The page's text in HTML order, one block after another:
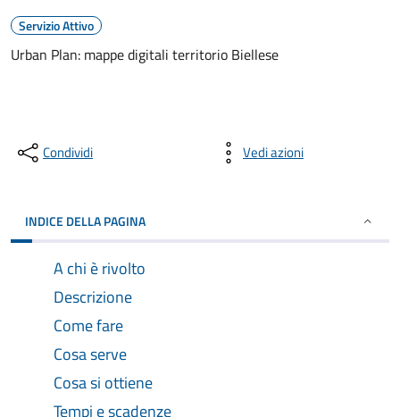
Servizio Attivo
Urban Plan: mappe digitali territorio Biellese
Condividi Vedi azioni
INDICE DELLA PAGINA
A chi è rivolto
Descrizione
Come fare
Cosa serve
Cosa si ottiene
Tempi e scadenze